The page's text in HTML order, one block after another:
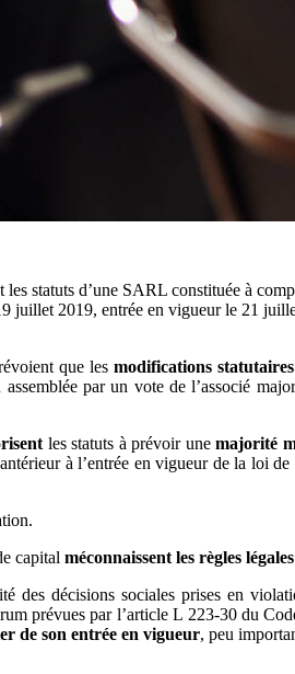
statuts d’une SARL constituée à
2019, entrée en vigueur le 21
que les modifications statutaires
par un vote de l’associé
les statuts à prévoir unemajorité
à l’entrée en vigueur de la loi
capital méconnaissent les règles légales
des décisions sociales prises en
prévues par l’article L 223-30 du
de son entrée en vigueur, peu